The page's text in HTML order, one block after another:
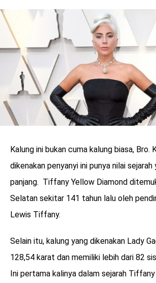
Kalung ini bukan cuma kalung biasa, Bro.
dikenakan penyanyi ini punya nilai sejarah
panjang. Tiffany Yellow Diamond
Selatan sekitar 141 tahun lalu oleh
Lewis Tiffany.
Selain itu, kalung yang dikenakan Lady
128,54 karat dan memiliki lebih dari 82
Ini pertama kalinya dalam sejarah